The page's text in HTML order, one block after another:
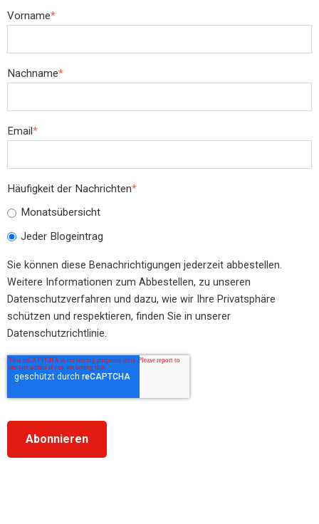
Vorname*
Nachname*
Email*
Häufigkeit der Nachrichten*
Monatsübersicht
Jeder Blogeintrag
Sie können diese Benachrichtigungen jederzeit abbestellen.
Weitere Informationen zum Abbestellen, zu unseren
Datenschutzverfahren und dazu, wie wir Ihre Privatsphäre
schützen und respektieren, finden Sie in unserer
Datenschutzrichtlinie.